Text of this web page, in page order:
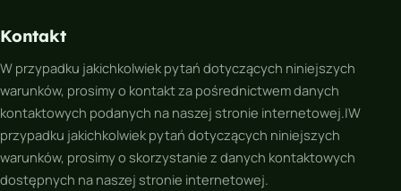
Kontakt
W przypadku jakichkolwiek pytań dotyczących niniejszych
warunków, prosimy o kontakt za pośrednictwem danych
kontaktowych podanych na naszej stronie internetowej.|W
przypadku jakichkolwiek pytań dotyczących niniejszych
warunków, prosimy o skorzystanie z danych kontaktowych
dostępnych na naszej stronie internetowej.